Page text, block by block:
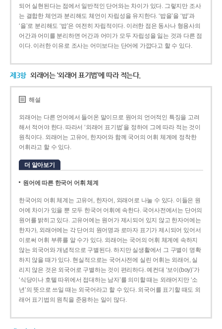
되어 실현된다는 점에서 일반적인 단어와는 차이가 있다. 그렇지만 조사
는 결합한 체언과 분리해도 체언이 자립성을 유지한다. ‘밥을’을 ‘밥’과
‘을’로 분리해도 ‘밥’은 여전히 자립적이다. 이러한 점은 동사나 형용사의
어간과 어미를 분리하면 어간과 어미가 모두 자립성을 잃는 것과 다른 점
이다. 이러한 이유로 조사는 어미보다는 단어에 가깝다고 할 수 있다.
제3항 외래어는 ‘외래어 표기법’에 따라 적는다.
해설
외래어는 다른 언어에서 들어온 말이므로 원어의 언어적인 특징을 고려
해서 적어야 한다. 따라서 ‘외래어 표기법’을 정하여 그에 따라 적는 것이
원칙이다. 외래어는 고유어, 한자어와 함께 국어의 어휘 체계에 정착한
어휘라고 할 수 있다.
더 알아보기
원어에 따른 한국어 어휘 체계
한국어의 어휘 체계는 고유어, 한자어, 외래어로 나눌 수 있다. 이들은 원
어에 차이가 있을 뿐 모두 한국어 어휘에 속한다. 국어사전에서는 단어의
원어를 밝히고 있다. 고유어에는 원어가 제시되어 있지 않고 한자어에는
한자가, 외래어에는 각 단어의 원어명과 로마자 표기가 제시되어 있어서
이로써 어휘 부류를 알 수가 있다. 외래어는 국어의 어휘 체계에 속하지
않는 외국어와 개념적으로 구별된다. 하지만 실생활에서 그 구별이 명확
하지 않을 때가 있다. 현실적으로는 국어사전에 실린 어휘는 외래어, 실
리지 않은 것은 외국어로 구별하는 것이 편리하다. 예컨대 ‘보이(boy)’가
‘식당이나 호텔 따위에서 접대하는 남자’를 의미할 때는 외래어지만 ‘소
년’의 뜻으로 쓰일 때는 외국어라고 할 수 있다. 외국어를 표기할 때도 외
래어 표기법의 원칙을 준용하는 일이 많다.